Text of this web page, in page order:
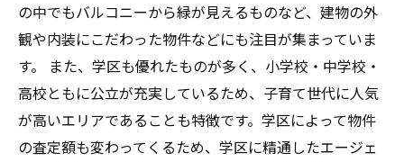
の中でもバルコニーから緑が見えるものなど、建物の外
観や内装にこだわった物件などにも注目が集まっていま
す。 また、学区も優れたものが多く、小学校・中学校・
高校ともに公立が充実しているため、子育て世代に人気
が高いエリアであることも特徴です。学区によって物件
の査定額も変わってくるため、学区に精通したエージェ